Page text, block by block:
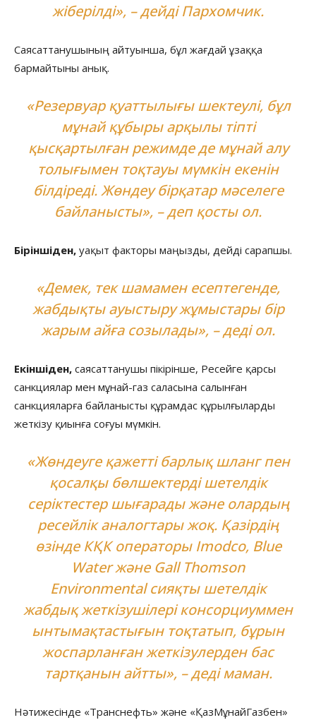
жіберілді», – дейді Пархомчик.
Саясаттанушының айтуынша, бұл жағдай ұзаққа
бармайтыны анық.
«Резервуар қуаттылығы шектеулі, бұл
мұнай құбыры арқылы тіпті
қысқартылған режимде де мұнай алу
толығымен тоқтауы мүмкін екенін
білдіреді. Жөндеу бірқатар мәселеге
байланысты», – деп қосты ол.
Біріншіден, уақыт факторы маңызды, дейді сарапшы.
«Демек, тек шамамен есептегенде,
жабдықты ауыстыру жұмыстары бір
жарым айға созылады», – деді ол.
Екіншіден, саясаттанушы пікірінше, Ресейге қарсы
санкциялар мен мұнай-газ саласына салынған
санкцияларға байланысты құрамдас құрылғыларды
жеткізу қиынға соғуы мүмкін.
«Жөндеуге қажетті барлық шланг пен
қосалқы бөлшектерді шетелдік
серіктестер шығарады және олардың
ресейлік аналогтары жоқ. Қазірдің
өзінде КҚК операторы Imodco, Blue
Water және Gall Thomson
Environmental сияқты шетелдік
жабдық жеткізушілері консорциуммен
ынтымақтастығын тоқтатып, бұрын
жоспарланған жеткізулерден бас
тартқанын айтты», – деді маман.
Нәтижесінде «Транснефть» және «ҚазМұнайГазбен»